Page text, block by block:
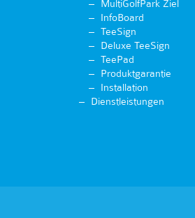
MultiGolfPark Ziel
InfoBoard
TeeSign
Deluxe TeeSign
TeePad
Produktgarantie
Installation
Dienstleistungen